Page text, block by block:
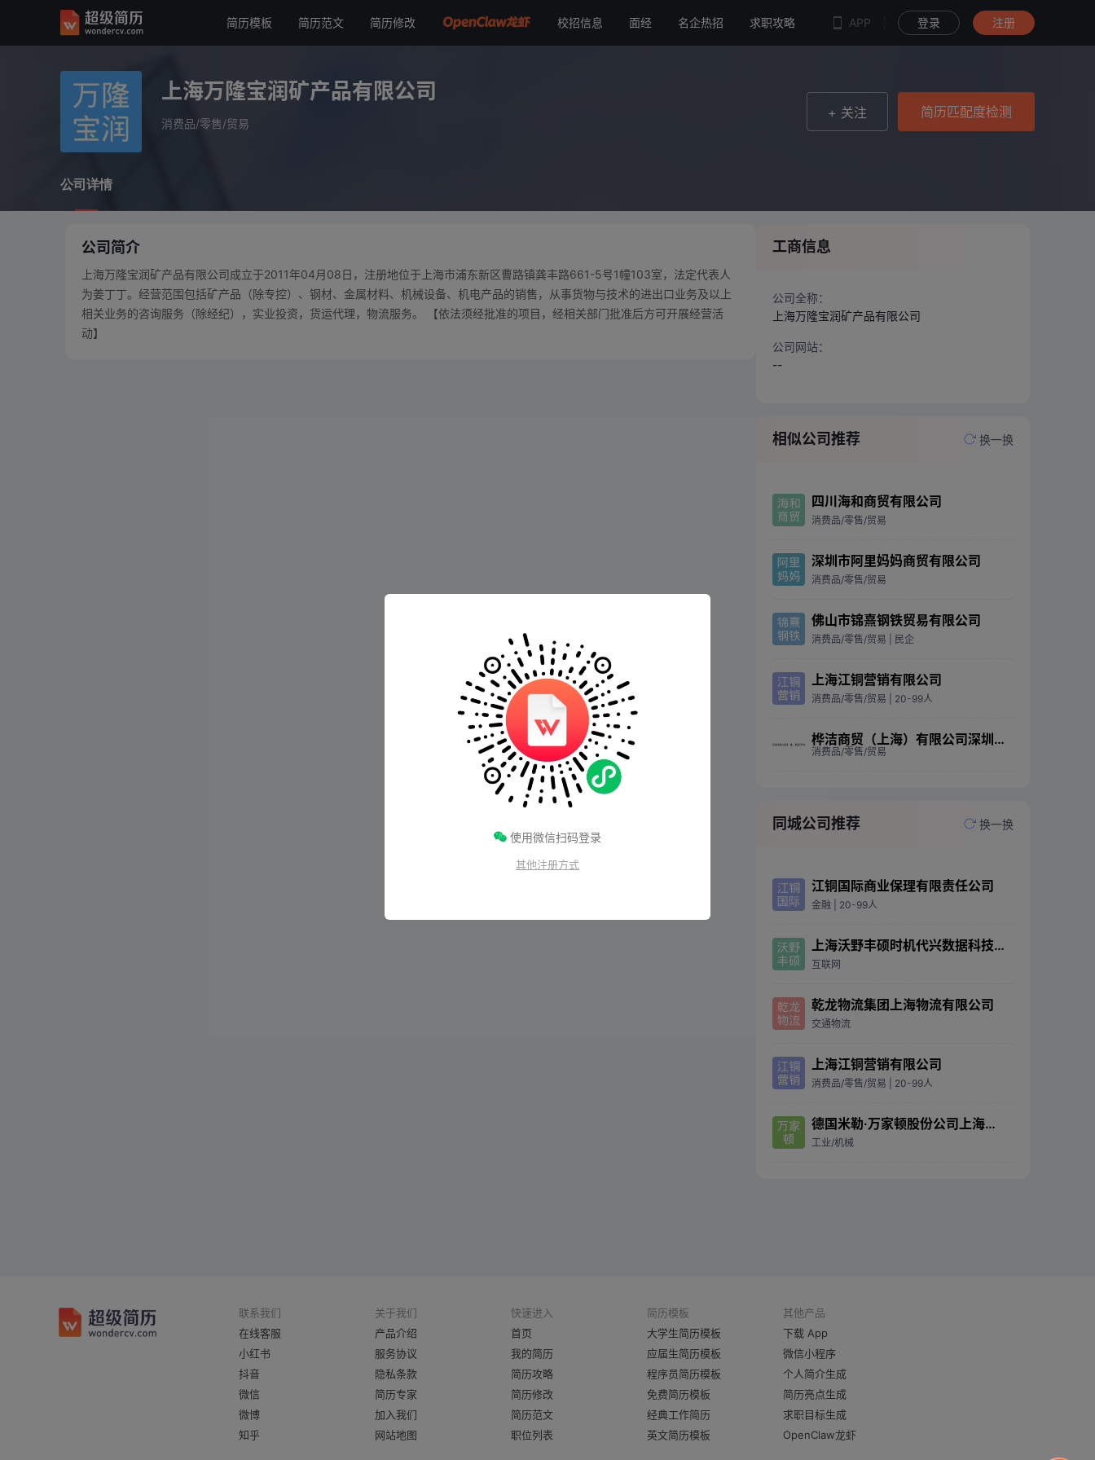
简历模板 简历范文 简历修改 校招信息 面经 名企热招 求职攻略 APP 登录 注册
上海万隆宝润矿产品有限公司
公司详情 上海万隆宝润矿产品有限公司
消费品/零售/贸易
+ 关注 简历匹配度检测
公司详情
公司简介
上海万隆宝润矿产品有限公司成立于2011年04月08日，注册地位于上海市浦东新区曹路镇龚丰路661-5号1幢103室，法定代表人
为姜丁丁。经营范围包括矿产品（除专控）、钢材、金属材料、机械设备、机电产品的销售，从事货物与技术的进出口业务及以上
相关业务的咨询服务（除经纪），实业投资，货运代理，物流服务。 【依法须经批准的项目，经相关部门批准后方可开展经营活
动】
工商信息
公司全称：
上海万隆宝润矿产品有限公司
公司网站：
--
相似公司推荐 换一换
四川海和商贸有限公司
消费品/零售/贸易
深圳市阿里妈妈商贸有限公司
消费品/零售/贸易
佛山市锦熹钢铁贸易有限公司
消费品/零售/贸易 | 民企
上海江铜营销有限公司
消费品/零售/贸易 | 20-99人
桦洁商贸（上海）有限公司深圳第九分公司
消费品/零售/贸易
同城公司推荐 换一换
江铜国际商业保理有限责任公司
金融 | 20-99人
上海沃野丰硕时机代兴数据科技有限公司
互联网
乾龙物流集团上海物流有限公司
交通物流
上海江铜营销有限公司
消费品/零售/贸易 | 20-99人
德国米勒·万家顿股份公司上海代表处
工业/机械
使用微信扫码登录
其他注册方式
联系我们
在线客服
小红书
抖音
微信
微博
知乎
关于我们
产品介绍
服务协议
隐私条款
简历专家
加入我们
网站地图
快速进入
首页
我的简历
简历攻略
简历修改
简历范文
职位列表
简历模板
大学生简历模板
应届生简历模板
程序员简历模板
免费简历模板
经典工作简历
英文简历模板
其他产品
下载 App
微信小程序
个人简介生成
简历亮点生成
求职目标生成
OpenClaw龙虾